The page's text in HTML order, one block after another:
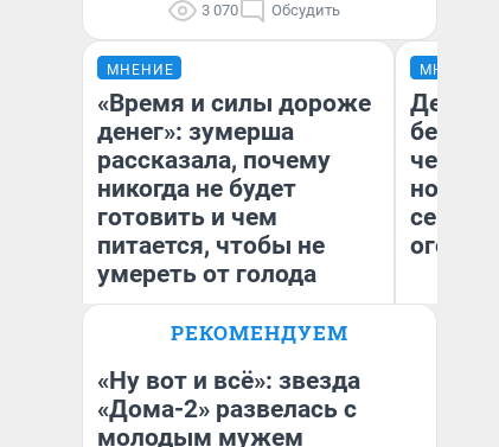
3 070 Обсудить
МНЕНИЕ
«Время и силы дороже
денег»: зумерша
рассказала, почему
никогда не будет
готовить и чем
питается, чтобы не
умереть от голода
Сабина Сафронова
МНЕНИЕ
без
новый
сериал
огонь»
РЕКОМЕНДУЕМ
«Ну вот и всё»: звезда
«Дома-2» развелась с
молодым мужем